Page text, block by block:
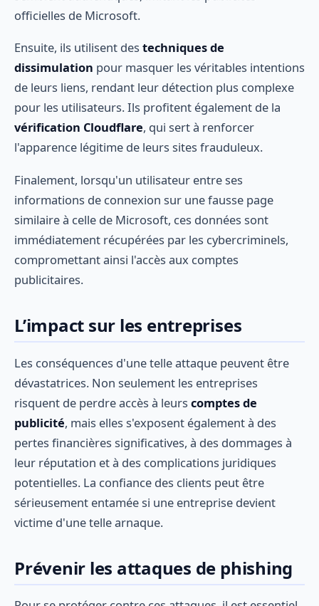
officielles de Microsoft.
Ensuite, ils utilisent des techniques de
dissimulation pour masquer les véritables intentions
de leurs liens, rendant leur détection plus complexe
pour les utilisateurs. Ils profitent également de la
vérification Cloudflare, qui sert à renforcer
l'apparence légitime de leurs sites frauduleux.
Finalement, lorsqu'un utilisateur entre ses
informations de connexion sur une fausse page
similaire à celle de Microsoft, ces données sont
immédiatement récupérées par les cybercriminels,
compromettant ainsi l'accès aux comptes
publicitaires.
L’impact sur les entreprises
Les conséquences d'une telle attaque peuvent être
dévastatrices. Non seulement les entreprises
risquent de perdre accès à leurs comptes de
publicité, mais elles s'exposent également à des
pertes financières significatives, à des dommages à
leur réputation et à des complications juridiques
potentielles. La confiance des clients peut être
sérieusement entamée si une entreprise devient
victime d'une telle arnaque.
Prévenir les attaques de phishing